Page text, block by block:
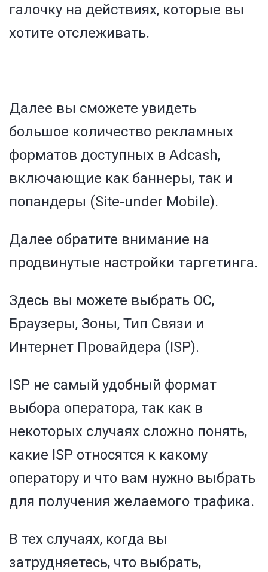
галочку на действиях, которые вы
хотите отслеживать.
Далее вы сможете увидеть
большое количество рекламных
форматов доступных в Adcash,
включающие как баннеры, так и
попандеры (Site-under Mobile).
Далее обратите внимание на
продвинутые настройки таргетинга.
Здесь вы можете выбрать ОС,
Браузеры, Зоны, Тип Связи и
Интернет Провайдера (ISP).
ISP не самый удобный формат
выбора оператора, так как в
некоторых случаях сложно понять,
какие ISP относятся к какому
оператору и что вам нужно выбрать
для получения желаемого трафика.
В тех случаях, когда вы
затрудняетесь, что выбрать,